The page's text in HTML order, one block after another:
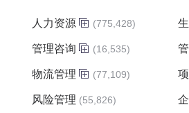
人力资源 (775,428)
管理咨询 (16,535)
物流管理 (77,109)
风险管理 (55,826)